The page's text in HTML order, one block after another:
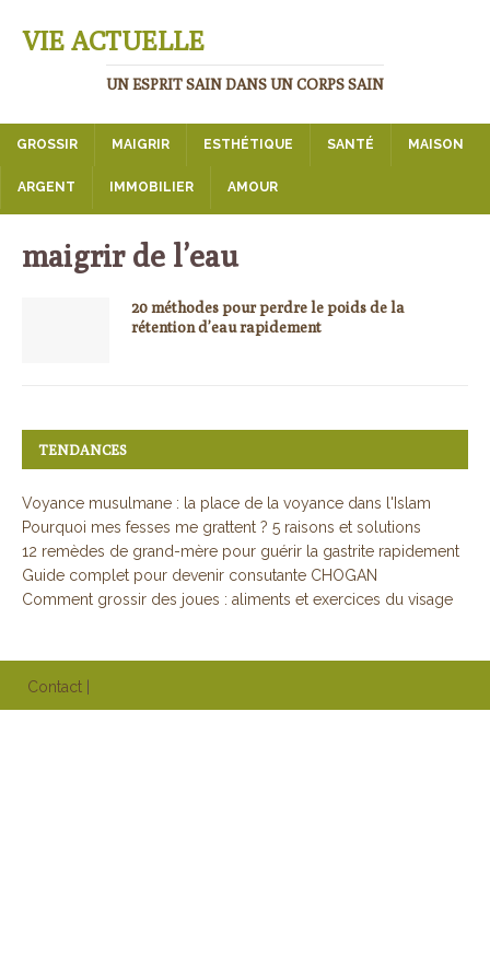
VIE ACTUELLE
UN ESPRIT SAIN DANS UN CORPS SAIN
GROSSIR MAIGRIR ESTHÉTIQUE SANTÉ MAISON
ARGENT IMMOBILIER AMOUR
maigrir de l’eau
20 méthodes pour perdre le poids de la
rétention d’eau rapidement
TENDANCES
Voyance musulmane : la place de la voyance dans l'Islam
Pourquoi mes fesses me grattent ? 5 raisons et solutions
12 remèdes de grand-mère pour guérir la gastrite rapidement
Guide complet pour devenir consutante CHOGAN
Comment grossir des joues : aliments et exercices du visage
Contact